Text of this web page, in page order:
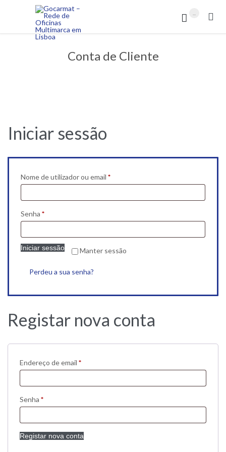
 
Conta de Cliente
Iniciar sessão
Nome de utilizador ou email *Obrigatório
Senha *Obrigatório
Manter sessão
Iniciar sessão
Perdeu a sua senha?
Registar nova conta
Endereço de email *Obrigatório
Senha *Obrigatório
Registar nova conta